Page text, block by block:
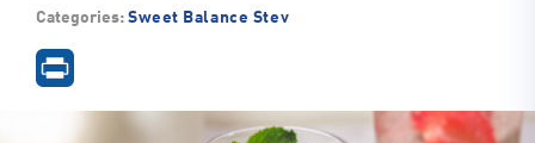
PRODUCTOS
RECETAS
CONTACTO
Categories: Sweet Balance Stev